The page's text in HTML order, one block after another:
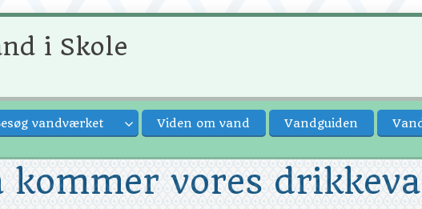
i Skole
vandværket Viden om vand Vandguiden
vores